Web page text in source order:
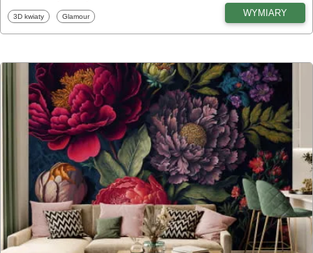
Fototapety
3D kwiaty Fototapety
Glamour WYMIARY